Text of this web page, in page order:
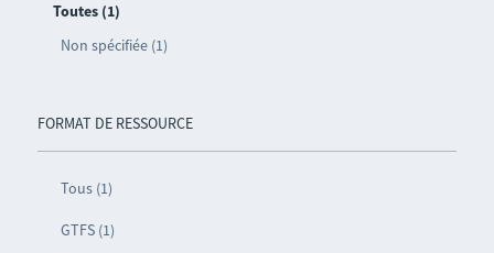
Toutes (1)
Non spécifiée (1)
FORMAT DE RESSOURCE
Tous (1)
GTFS (1)